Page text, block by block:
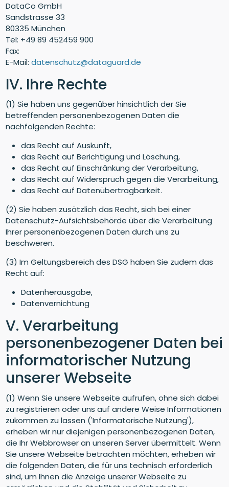
DataCo GmbH
Sandstrasse 33
80335 München
Tel: +49 89 452459 900
Fax:
E-Mail:datenschutz@dataguard.de
IV. Ihre Rechte
(1) Sie haben uns gegenüber hinsichtlich der Sie
betreffenden personenbezogenen Daten die
nachfolgenden Rechte:
das Recht auf Auskunft,
das Recht auf Berichtigung und Löschung,
das Recht auf Einschränkung der Verarbeitung,
das Recht auf Widerspruch gegen die Verarbeitung,
das Recht auf Datenübertragbarkeit.
(2) Sie haben zusätzlich das Recht, sich bei einer
Datenschutz-Aufsichtsbehörde über die Verarbeitung
Ihrer personenbezogenen Daten durch uns zu
beschweren.
(3) Im Geltungsbereich des DSG haben Sie zudem das
Recht auf:
Datenherausgabe,
Datenvernichtung
V. Verarbeitung
personenbezogener Daten bei
informatorischer Nutzung
unserer Webseite
(1) Wenn Sie unsere Webseite aufrufen, ohne sich dabei
zu registrieren oder uns auf andere Weise Informationen
zukommen zu lassen ('Informatorische Nutzung'),
erheben wir nur diejenigen personenbezogenen Daten,
die Ihr Webbrowser an unseren Server übermittelt. Wenn
Sie unsere Webseite betrachten möchten, erheben wir
die folgenden Daten, die für uns technisch erforderlich
sind, um Ihnen die Anzeige unserer Webseite zu